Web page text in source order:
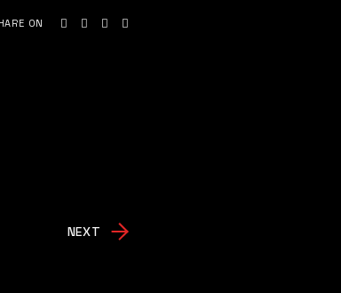
ON
NEXT